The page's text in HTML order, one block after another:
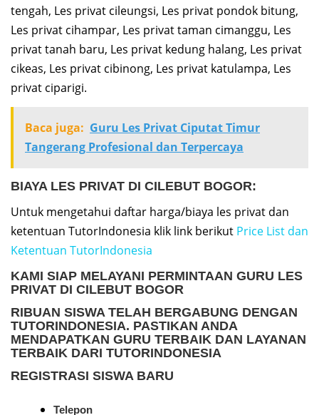
tengah, Les privat cileungsi, Les privat pondok bitung,
Les privat cihampar, Les privat taman cimanggu, Les
privat tanah baru, Les privat kedung halang, Les privat
cikeas, Les privat cibinong, Les privat katulampa, Les
privat ciparigi.
Baca juga: Guru Les Privat Ciputat Timur
Tangerang Profesional dan Terpercaya
BIAYA LES PRIVAT DI CILEBUT BOGOR:
Untuk mengetahui daftar harga/biaya les privat dan
ketentuan TutorIndonesia klik link berikut Price List dan
Ketentuan TutorIndonesia
KAMI SIAP MELAYANI PERMINTAAN GURU LES
PRIVAT DI CILEBUT BOGOR
RIBUAN SISWA TELAH BERGABUNG DENGAN
TUTORINDONESIA. PASTIKAN ANDA
MENDAPATKAN GURU TERBAIK DAN LAYANAN
TERBAIK DARI TUTORINDONESIA
REGISTRASI SISWA BARU
Telepon